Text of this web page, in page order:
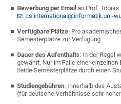
Bewerbung per Email an Prof.
cs.international@informatik.uni-
Verfügbare Plätze: Pro
Semesterplätze zur Verfügung
Dauer des Aufenthalts: In der Regel
gewährt. Nur im Falle einer
beide Semesterplätze durch einen
Studiengebühren: Innerhalb des
(für deutsche Verhältnisse sehr